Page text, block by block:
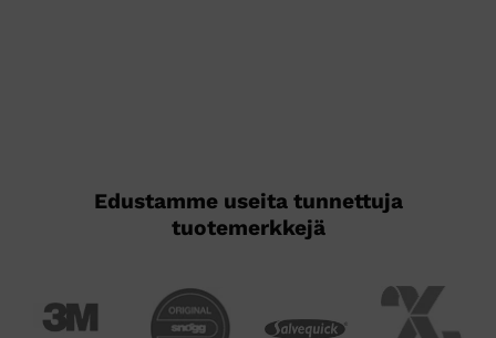
Edustamme useita tunnettuja
tuotemerkkejä